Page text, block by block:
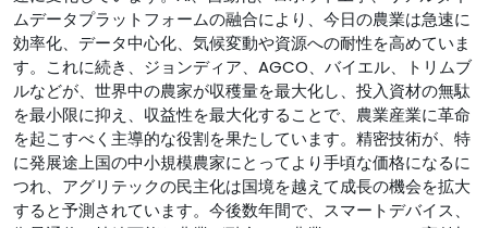
ムデータプラットフォームの融合により、今日の農業は急速に
効率化、データ中心化、気候変動や資源への耐性を高めていま
す。これに続き、ジョンディア、AGCO、バイエル、トリムブ
ルなどが、世界中の農家が収穫量を最大化し、投入資材の無駄
を最小限に抑え、収益性を最大化することで、農業産業に革命
を起こすべく主導的な役割を果たしています。精密技術が、特
に発展途上国の中小規模農家にとってより手頃な価格になるに
つれ、アグリテックの民主化は国境を越えて成長の機会を拡大
すると予測されています。今後数年間で、スマートデバイス、